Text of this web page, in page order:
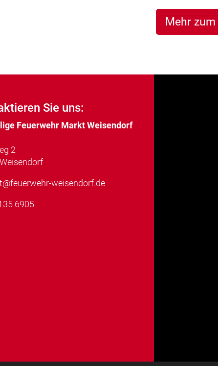
Mehr
Sie uns:
Feuerwehr Markt Weisendorf
2
weisendorf.de
6905